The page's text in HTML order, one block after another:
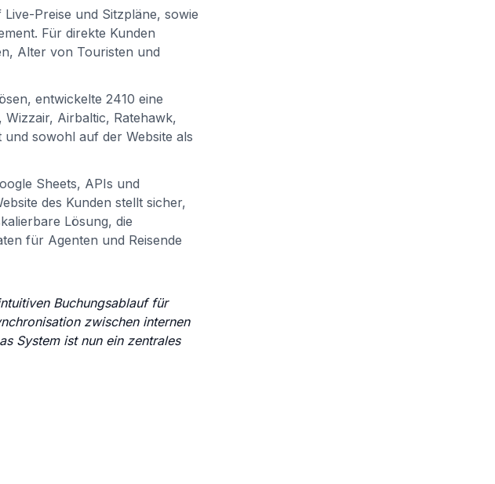
Preise und Sitzpläne, sowie
Für direkte Kunden
Alter von Touristen und
entwickelte 2410 eine
Airbaltic, Ratehawk,
sowohl auf der Website als
Sheets, APIs und
des Kunden stellt sicher,
Lösung, die
für Agenten und Reisende
Buchungsablauf für
zwischen internen
System ist nun ein zentrales